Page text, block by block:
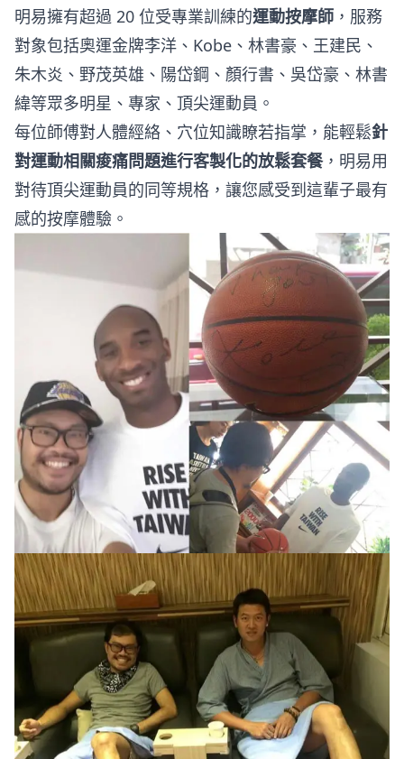
明易擁有超過 20 位受專業訓練的運動按摩師 ，服務
對象包括奧運金牌李洋、Kobe、林書豪、王建民、
朱木炎、野茂英雄、陽岱鋼、顏行書、吳岱豪、林書
緯等眾多明星、專家、頂尖運動員。
每位師傅對人體經絡、穴位知識瞭若指掌，能輕鬆針
對運動相關痠痛問題進行客製化的放鬆套餐，明易用
對待頂尖運動員的同等規格，讓您感受到這輩子最有
感的按摩體驗。